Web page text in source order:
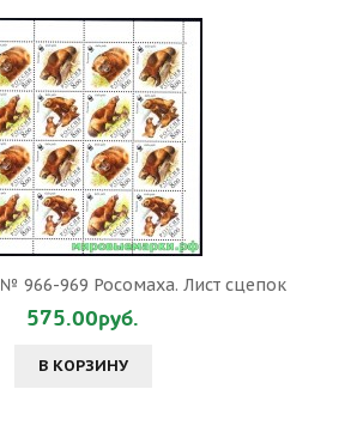
№ 966-969 Росомаха. Лист сцепок
575.00руб.
В КОРЗИНУ